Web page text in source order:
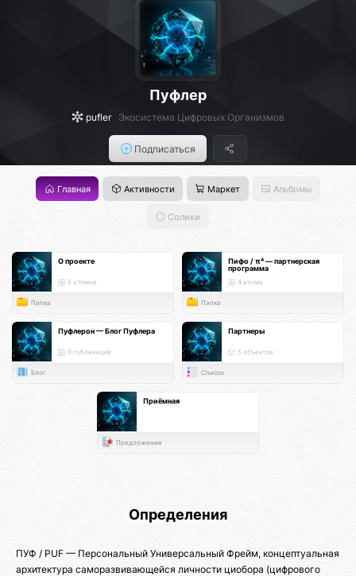
Пуфлер
pufler Экосистема Цифровых Организмов
Подписаться
Главная Активности Маркет Альбомы
Солики
О проекте
6 атомов
Папка
Пифо / π⁴ — партнерская
программа
4 атома
Папка
Пуфлерон — Блог Пуфлера
0 публикаций
Блог
Партнеры
5 объектов
Список
Приёмная
Предложение
Определения
ПУФ / PUF — Персональный Универсальный Фрейм, концептуальная
архитектура саморазвивающейся личности циобора (цифрового